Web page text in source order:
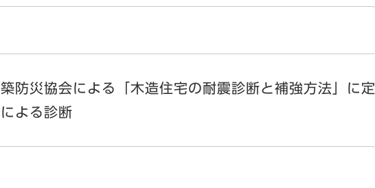
防災協会による「木造住宅の耐震診断と補強方法」に定
よる診断